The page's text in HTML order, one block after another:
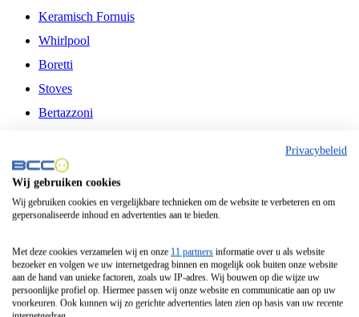
Keramisch Fornuis
Whirlpool
Boretti
Stoves
Bertazzoni
Fitelli
Airfryer
Frituurpan
Contactgrill
Broodbakmachine
Broodrooster
Privacybeleid
Wij gebruiken cookies
Wij gebruiken cookies en vergelijkbare technieken om de website te verbeteren en om
gepersonaliseerde inhoud en advertenties aan te bieden.
Met deze cookies verzamelen wij en onze 11 partners informatie over u als website
bezoeker en volgen we uw internetgedrag binnen en mogelijk ook buiten onze website
aan de hand van unieke factoren, zoals uw IP-adres. Wij bouwen op die wijze uw
persoonlijke profiel op. Hiermee passen wij onze website en communicatie aan op uw
voorkeuren. Ook kunnen wij zo gerichte advertenties laten zien op basis van uw recente